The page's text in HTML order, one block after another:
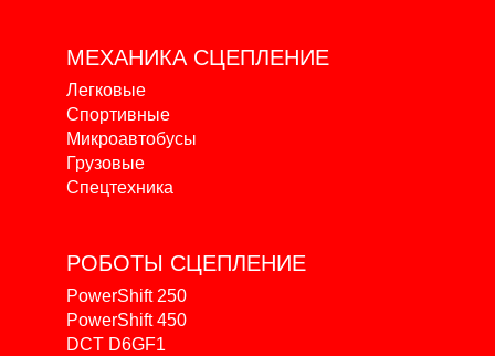
МЕХАНИКА СЦЕПЛЕНИЕ
Легковые
Спортивные
Микроавтобусы
Грузовые
Спецтехника
РОБОТЫ СЦЕПЛЕНИЕ
PowerShift 250
PowerShift 450
DCT D6GF1